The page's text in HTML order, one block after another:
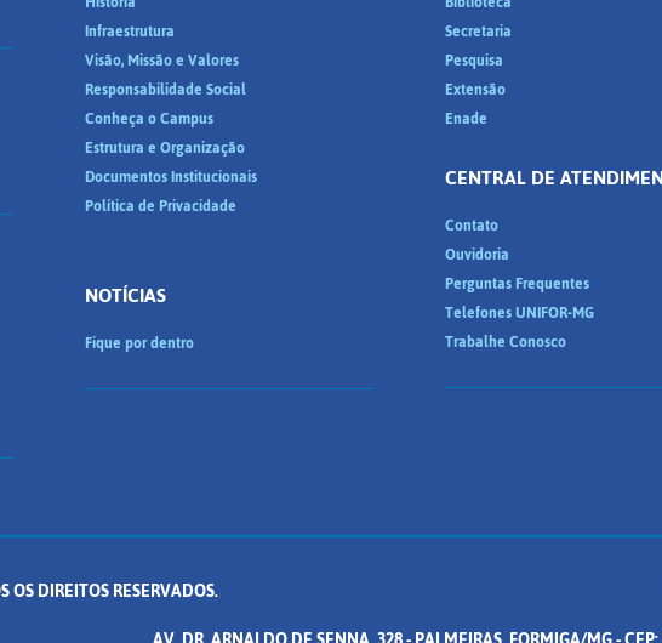
Infraestrutura
Visão, Missão e Valores
Responsabilidade Social
Conheça o Campus
Estrutura e Organização
Documentos Institucionais
Política de Privacidade
NOTÍCIAS
Fique por dentro
Secretaria
Pesquisa
Extensão
Enade
CENTRAL DE
Contato
Ouvidoria
Perguntas Frequentes
Telefones UNIFOR-MG
Trabalhe Conosco
OS DIREITOS RESERVADOS.